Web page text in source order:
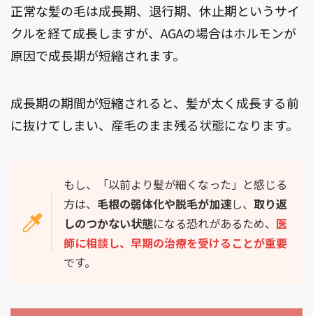
正常な髪の毛は成長期、退行期、休止期というサイ
クルを経て成長しますが、AGAの場合はホルモンが
原因で成長期が短縮されます。
成長期の期間が短縮されると、髪が太く成長する前
に抜けてしまい、産毛のまま残る状態になります。
もし、「以前より髪が細くなった」と感じる
方は、毛根の弱体化や脱毛が加速し、取り返
しのつかない状態になる恐れがあるため、 医
師に相談し、早期の治療を受けることが重要
です。